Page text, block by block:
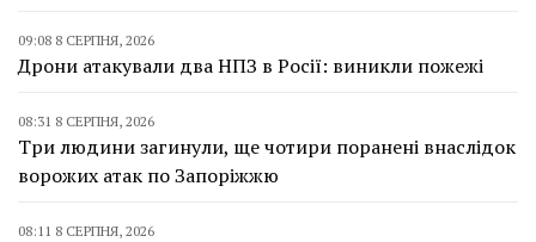
09:08 8 СЕРПНЯ, 2026
Дрони атакували два НПЗ в Росії: виникли пожежі
08:31 8 СЕРПНЯ, 2026
Три людини загинули, ще чотири поранені внаслідок
ворожих атак по Запоріжжю
08:11 8 СЕРПНЯ, 2026